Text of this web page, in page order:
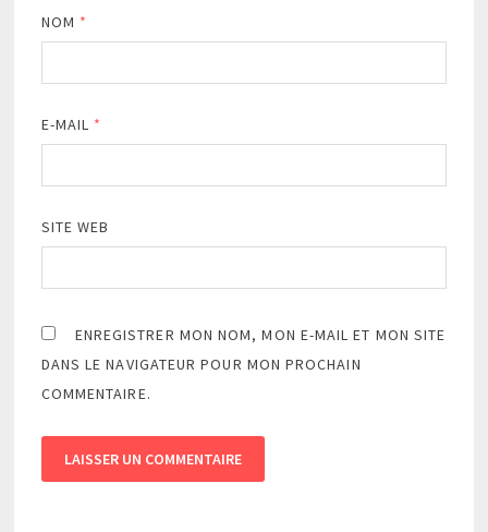
NOM *
E-MAIL *
SITE WEB
ENREGISTRER MON NOM, MON E-MAIL ET MON SITE
DANS LE NAVIGATEUR POUR MON PROCHAIN
COMMENTAIRE.